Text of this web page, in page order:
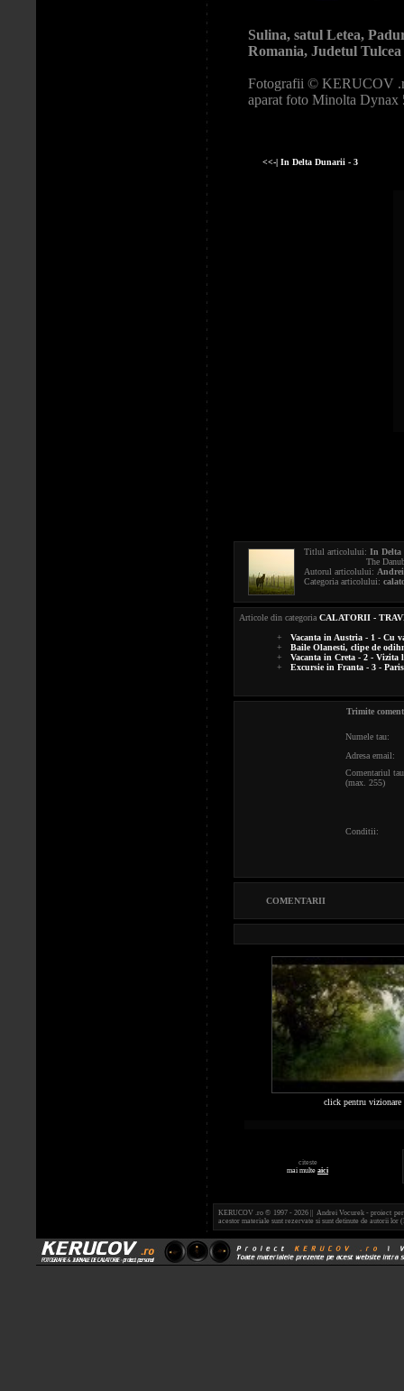
Sulina, satul Letea,
Romania, Judetul Tulcea
Fotografii © KERUCOV
aparat foto Minolta
<<-| In Delta Dunarii - 3
Titlul articolului: In Delta
The Danube Delta -
Autorul articolului:
Categoria articolului:
Articole din categoria CALATORII -
+ Vacanta in Austria - 1 - Cu
+ Baile Olanesti, clipe de
+ Vacanta in Creta - 2 - Vizita
+ Excursie in Franta - 3 -
Trimite
Numele tau:
Adresa email:
Comentariul
(max. 255)
Conditii:
COMENTARII
click pentru vizionare
citeste
mai multe aici
KERUCOV .ro © 1997 - 2026 || Andrei Vocurek - proiect
acestor materiale sunt rezervate si sunt detinute de autorii